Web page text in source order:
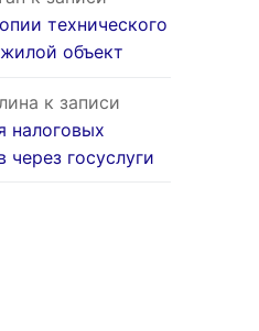
технического
объект
к записи
налоговых
через госуслуги